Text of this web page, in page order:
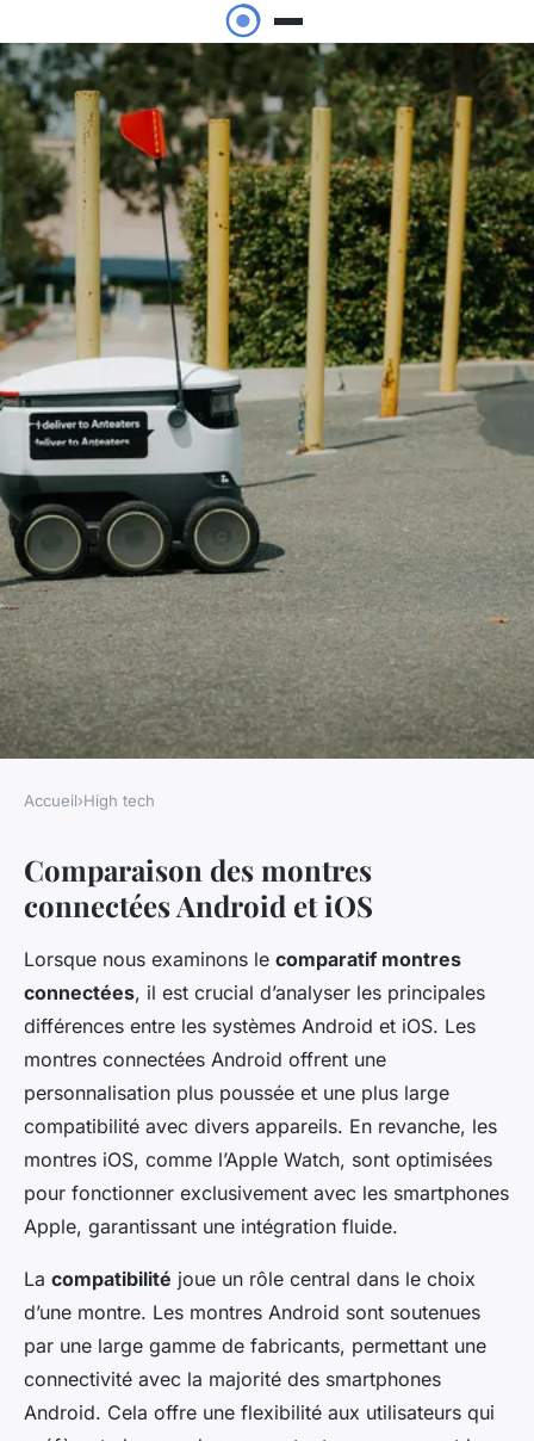
HIGH TECH
Android ou iOS : Quelle
montre connectée choisir ?
admin•6 décembre 2024•8 min de lecture
Accueil›High tech
Comparaison des montres
connectées Android et iOS
Lorsque nous examinons le comparatif montres
connectées, il est crucial d’analyser les principales
différences entre les systèmes Android et iOS. Les
montres connectées Android offrent une
personnalisation plus poussée et une plus large
compatibilité avec divers appareils. En revanche, les
montres iOS, comme l’Apple Watch, sont optimisées
pour fonctionner exclusivement avec les smartphones
Apple, garantissant une intégration fluide.
La compatibilité joue un rôle central dans le choix
d’une montre. Les montres Android sont soutenues
par une large gamme de fabricants, permettant une
connectivité avec la majorité des smartphones
Android. Cela offre une flexibilité aux utilisateurs qui